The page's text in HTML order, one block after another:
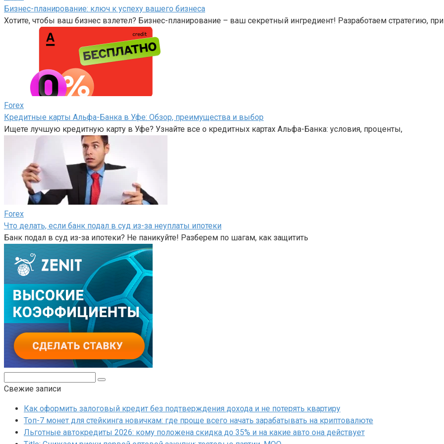
Бизнес-планирование: ключ к успеху вашего бизнеса
Хотите, чтобы ваш бизнес взлетел? Бизнес-планирование – ваш секретный ингредиент! Разработаем стратегию,
Forex
Кредитные карты Альфа-Банка в Уфе: Обзор, преимущества и выбор
Ищете лучшую кредитную карту в Уфе? Узнайте все о кредитных картах Альфа-Банка: условия, проценты,
Forex
Что делать, если банк подал в суд из-за неуплаты ипотеки
Банк подал в суд из-за ипотеки? Не паникуйте! Разберем по шагам, как защитить
Свежие записи
Как оформить залоговый кредит без подтверждения дохода и не потерять квартиру
Топ-7 монет для стейкинга новичкам: где проще всего начать зарабатывать на криптовалюте
Льготные автокредиты 2026: кому положена скидка до 35% и на какие авто она действует